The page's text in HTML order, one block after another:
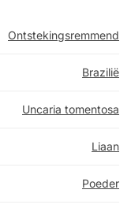
Ontstekingsremmend
Brazilië
Uncaria tomentosa
Liaan
Poeder